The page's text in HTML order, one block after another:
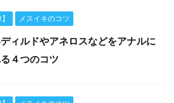
メスイキのコツ
ィルドやアネロスなどをアナルに
４つのコツ